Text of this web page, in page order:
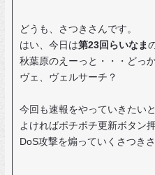
どうも、さつきさんです。
はい、今日は第23回らいなま
秋葉原のえーっと・・・どっ
ヴェ、ヴェルサーチ？
今回も速報をやっていきたい
よければポチポチ更新ボタン
DoS攻撃を煽っていくさつきさ